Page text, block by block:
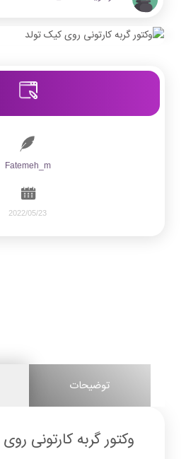
Fatemeh_m
2022/05/23
توضیحات
وکتور گربه کارتونی